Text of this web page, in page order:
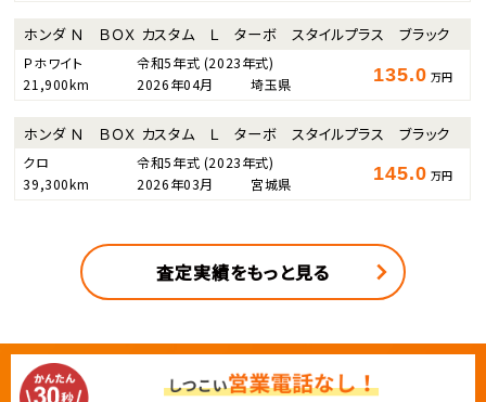
ホンダ Ｎ ＢＯＸ カスタム Ｌ ターボ スタイルプラス ブラック
Ｐホワイト 令和5年式 (2023年式)
21,900km
2026年04月 埼玉県 135.0 万円
ホンダ Ｎ ＢＯＸ カスタム Ｌ ターボ スタイルプラス ブラック
クロ 令和5年式 (2023年式)
39,300km
2026年03月 宮城県 145.0 万円
査定実績をもっと見る